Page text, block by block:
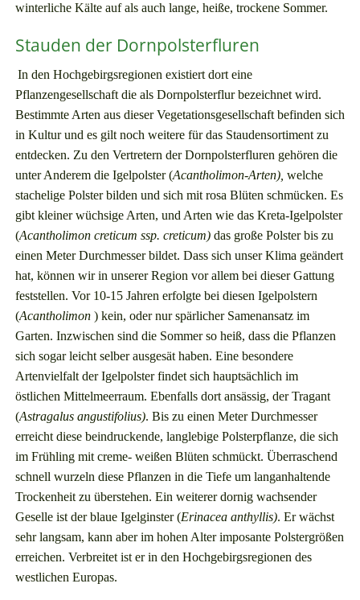
winterliche Kälte auf als auch lange, heiße, trockene Sommer.
Stauden der Dornpolsterfluren
In den Hochgebirgsregionen existiert dort eine
Pflanzengesellschaft die als Dornpolsterflur bezeichnet wird.
Bestimmte Arten aus dieser Vegetationsgesellschaft befinden sich
in Kultur und es gilt noch weitere für das Staudensortiment zu
entdecken. Zu den Vertretern der Dornpolsterfluren gehören die
unter Anderem die Igelpolster (Acantholimon-Arten), welche
stachelige Polster bilden und sich mit rosa Blüten schmücken. Es
gibt kleiner wüchsige Arten, und Arten wie das Kreta-Igelpolster
(Acantholimon creticum ssp. creticum) das große Polster bis zu
einen Meter Durchmesser bildet. Dass sich unser Klima geändert
hat, können wir in unserer Region vor allem bei dieser Gattung
feststellen. Vor 10-15 Jahren erfolgte bei diesen Igelpolstern
(Acantholimon) kein, oder nur spärlicher Samenansatz im
Garten. Inzwischen sind die Sommer so heiß, dass die Pflanzen
sich sogar leicht selber ausgesät haben. Eine besondere
Artenvielfalt der Igelpolster findet sich hauptsächlich im
östlichen Mittelmeerraum. Ebenfalls dort ansässig, der Tragant
(Astragalus angustifolius). Bis zu einen Meter Durchmesser
erreicht diese beindruckende, langlebige Polsterpflanze, die sich
im Frühling mit creme- weißen Blüten schmückt. Überraschend
schnell wurzeln diese Pflanzen in die Tiefe um langanhaltende
Trockenheit zu überstehen. Ein weiterer dornig wachsender
Geselle ist der blaue Igelginster (Erinacea anthyllis). Er wächst
sehr langsam, kann aber im hohen Alter imposante Polstergrößen
erreichen. Verbreitet ist er in den Hochgebirgsregionen des
westlichen Europas.